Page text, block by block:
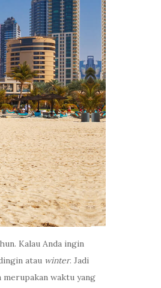
Kalau Anda ingin
atau winter. Jadi
waktu yang